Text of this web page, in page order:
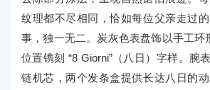
纹理都不尽相同，恰如每位父亲走过
事，独一无二。炭灰色表盘饰以手工环
位置镌刻 “8 Giorni”（八日）字样。腕
链机芯，两个发条盒提供长达八日的